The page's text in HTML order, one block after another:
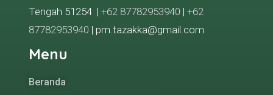
Tengah 51254 | +62 87782953940 | +62
87782953940 | pm.tazakka@gmail.com
Menu
Beranda